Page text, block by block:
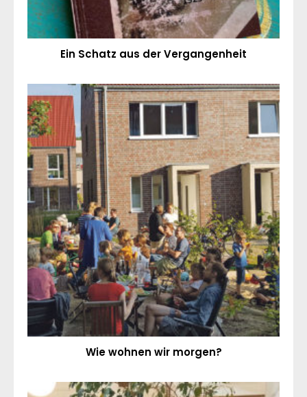
Ein Schatz aus der Vergangenheit
Wie wohnen wir morgen?